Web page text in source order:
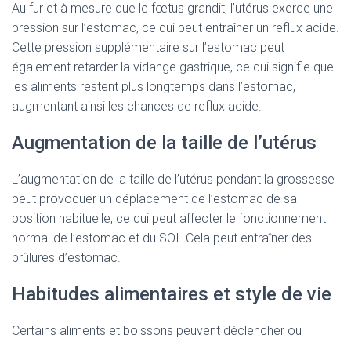
Au fur et à mesure que le fœtus grandit, l’utérus exerce une
pression sur l’estomac, ce qui peut entraîner un reflux acide.
Cette pression supplémentaire sur l’estomac peut
également retarder la vidange gastrique, ce qui signifie que
les aliments restent plus longtemps dans l’estomac,
augmentant ainsi les chances de reflux acide.
Augmentation de la taille de l’utérus
L’augmentation de la taille de l’utérus pendant la grossesse
peut provoquer un déplacement de l’estomac de sa
position habituelle, ce qui peut affecter le fonctionnement
normal de l’estomac et du SOI. Cela peut entraîner des
brûlures d’estomac.
Habitudes alimentaires et style de vie
Certains aliments et boissons peuvent déclencher ou